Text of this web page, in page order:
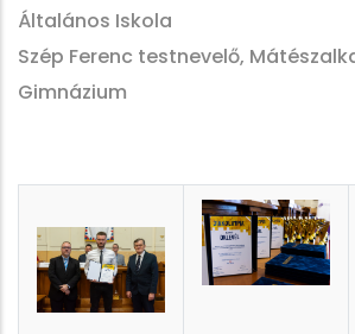
Általános Iskola
Szép Ferenc testnevelő,
Gimnázium